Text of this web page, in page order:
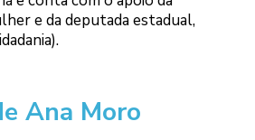
e da deputada estadual,
Ana Moro